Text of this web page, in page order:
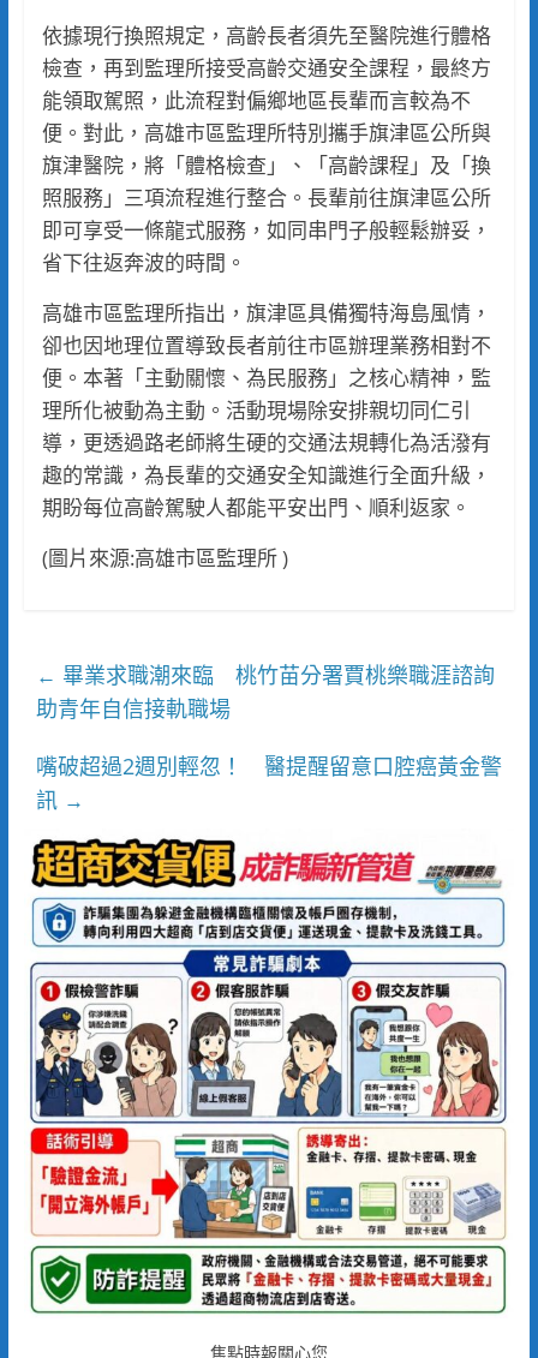
依據現行換照規定，高齡長者須先至醫院進行體格
檢查，再到監理所接受高齡交通安全課程，最終方
能領取駕照，此流程對偏鄉地區長輩而言較為不
便。對此，高雄市區監理所特別攜手旗津區公所與
旗津醫院，將「體格檢查」、「高齡課程」及「換
照服務」三項流程進行整合。長輩前往旗津區公所
即可享受一條龍式服務，如同串門子般輕鬆辦妥，
省下往返奔波的時間。
高雄市區監理所指出，旗津區具備獨特海島風情，
卻也因地理位置導致長者前往市區辦理業務相對不
便。本著「主動關懷、為民服務」之核心精神，監
理所化被動為主動。活動現場除安排親切同仁引
導，更透過路老師將生硬的交通法規轉化為活潑有
趣的常識，為長輩的交通安全知識進行全面升級，
期盼每位高齡駕駛人都能平安出門、順利返家。
(圖片來源:高雄市區監理所 )
← 畢業求職潮來臨 桃竹苗分署賈桃樂職涯諮詢
助青年自信接軌職場
嘴破超過2週別輕忽！ 醫提醒留意口腔癌黃金警
訊 →
焦點時報關心您